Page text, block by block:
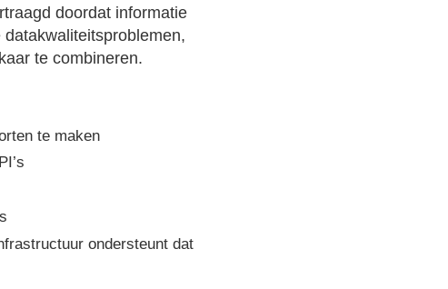
doordat informatie
te combineren.
te maken
ondersteunt dat